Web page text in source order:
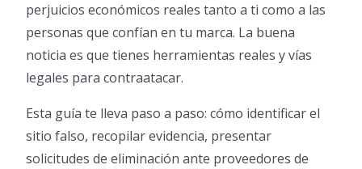
perjuicios económicos reales tanto a ti como a las
personas que confían en tu marca. La buena
noticia es que tienes herramientas reales y vías
legales para contraatacar.
Esta guía te lleva paso a paso: cómo identificar el
sitio falso, recopilar evidencia, presentar
solicitudes de eliminación ante proveedores de